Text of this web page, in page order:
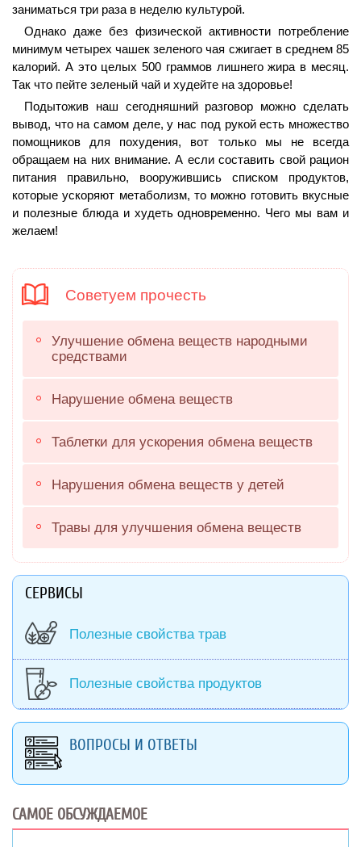
заниматься три раза в неделю культурой.
Однако даже без физической активности потребление
минимум четырех чашек зеленого чая сжигает в среднем 85
калорий. А это целых 500 граммов лишнего жира в месяц.
Так что пейте зеленый чай и худейте на здоровье!
Подытожив наш сегодняшний разговор можно сделать
вывод, что на самом деле, у нас под рукой есть множество
помощников для похудения, вот только мы не всегда
обращаем на них внимание. А если составить свой рацион
питания правильно, вооружившись списком продуктов,
которые ускоряют метаболизм, то можно готовить вкусные
и полезные блюда и худеть одновременно. Чего мы вам и
желаем!
Советуем прочесть
Улучшение обмена веществ народными
средствами
Нарушение обмена веществ
Таблетки для ускорения обмена веществ
Нарушения обмена веществ у детей
Травы для улучшения обмена веществ
СЕРВИСЫ
Полезные свойства трав
Полезные свойства продуктов
ВОПРОСЫ И ОТВЕТЫ
САМОЕ ОБСУЖДАЕМОЕ